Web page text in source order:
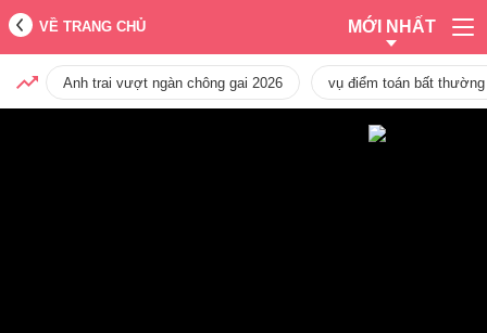
VỀ TRANG CHỦ MỚI NHẤT
Anh trai vượt ngàn chông gai 2026 vụ điểm toán bất